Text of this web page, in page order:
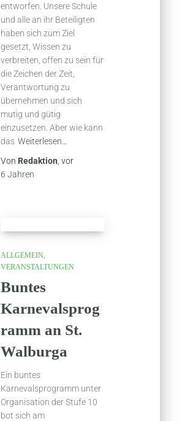
entworfen. Unsere Schule
und alle an ihr Beteiligten
haben sich zum Ziel
gesetzt, Wissen zu
verbreiten, offen zu sein für
die Zeichen der Zeit,
Verantwortung zu
übernehmen und sich
mutig und gütig
einzusetzen. Aber wie kann
das Weiterlesen…
Von Redaktion , vor
6 Jahren
ALLGEMEIN
VERANSTALTUNGEN
Buntes
Karnevalsprog
ramm an St.
Walburga
Ein buntes
Karnevalsprogramm unter
Organisation der Stufe 10
bot sich am